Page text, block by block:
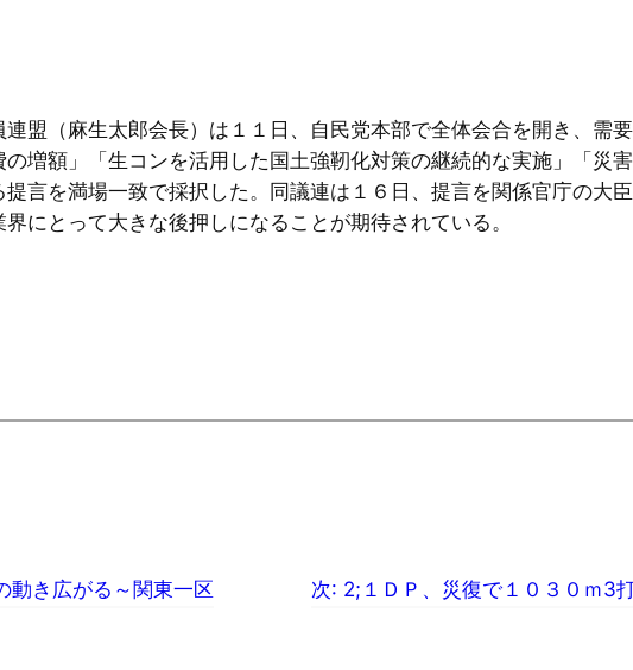
盟（麻生太郎会長）は１１日、自民党本部で全体会合を開き、需
増額」「生コンを活用した国土強靭化対策の継続的な実施」「災
言を満場一致で採択した。同議連は１６日、提言を関係官庁の大
にとって大きな後押しになることが期待されている。
動き広がる～関東一区 次: 2;１ＤＰ、災復で１０３０ｍ3